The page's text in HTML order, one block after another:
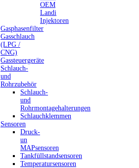
OEM
Landi
Injektoren
Gasphasenfilter
Gasschlauch
(LPG /
CNG)
Gassteuergeräte
Schlauch-
und
Rohrzubehör
Schlauch-
und
Rohrmontagehalterungen
Schlauchklemmen
Sensoren
Druck-
un
MAPsensoren
Tankfüllstandsensoren
Temperatursensoren